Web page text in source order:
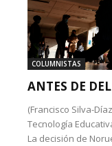
COLUMNISTAS
ANTES DE
(Francisco Silva-
Tecnología
La decisión de